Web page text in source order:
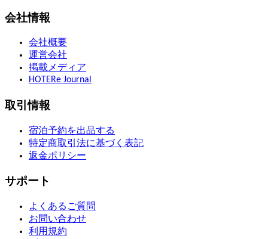
会社情報
会社概要
運営会社
掲載メディア
HOTERe Journal
取引情報
宿泊予約を出品する
特定商取引法に基づく表記
返金ポリシー
サポート
よくあるご質問
お問い合わせ
利用規約